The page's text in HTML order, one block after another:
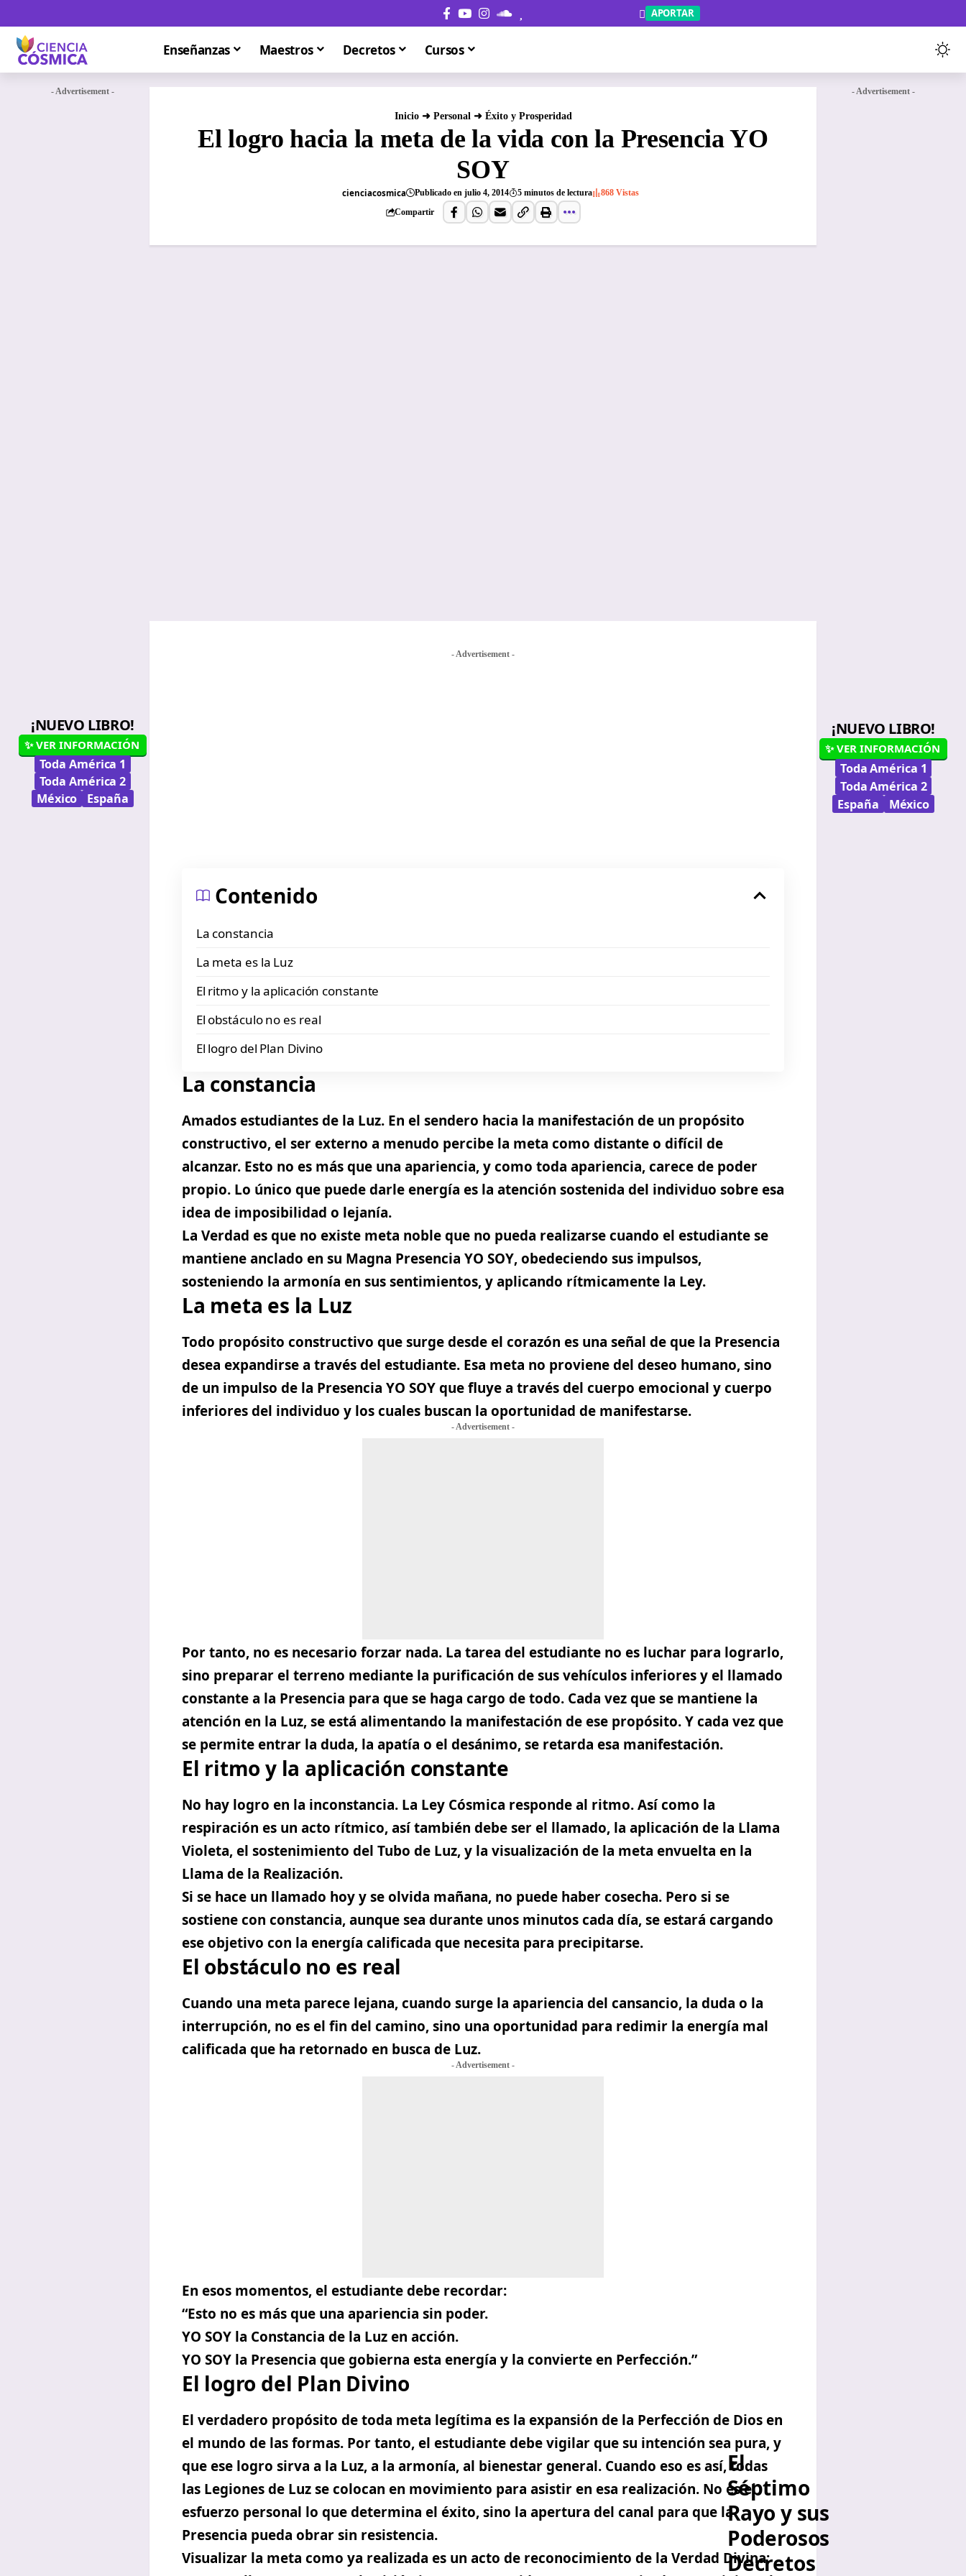
APORTAR
Enseñanzas Maestros Decretos Cursos
- Advertisement -
¡NUEVO LIBRO!
✨ VER INFORMACIÓN
Toda América 1
Toda América 2
México
España
Inicio➜ Personal➜ Éxito y Prosperidad
El logro hacia la meta de la vida con la Presencia YO
SOY
cienciacosmica Publicado en julio 4, 2014 5 minutos de lectura 868 Vistas
Compartir
- Advertisement -
Contenido
La constancia
La meta es la Luz
El ritmo y la aplicación constante
El obstáculo no es real
El logro del Plan Divino
La constancia
Amados estudiantes de la Luz. En el sendero hacia la manifestación de un propósito
constructivo, el ser externo a menudo percibe la meta como distante o difícil de
alcanzar. Esto no es más que una apariencia, y como toda apariencia, carece de poder
propio. Lo único que puede darle energía es la atención sostenida del individuo sobre esa
idea de imposibilidad o lejanía.
La Verdad es que no existe meta noble que no pueda realizarse cuando el estudiante se
mantiene anclado en su Magna Presencia YO SOY, obedeciendo sus impulsos,
sosteniendo la armonía en sus sentimientos, y aplicando rítmicamente la Ley.
La meta es la Luz
Todo propósito constructivo que surge desde el corazón es una señal de que la Presencia
desea expandirse a través del estudiante. Esa meta no proviene del deseo humano, sino
de un impulso de la Presencia YO SOY que fluye a través del cuerpo emocional y cuerpo
inferiores del individuo y los cuales buscan la oportunidad de manifestarse.
- Advertisement -
Por tanto, no es necesario forzar nada. La tarea del estudiante no es luchar para lograrlo,
sino preparar el terreno mediante la purificación de sus vehículos inferiores y el llamado
constante a la Presencia para que se haga cargo de todo. Cada vez que se mantiene la
atención en la Luz, se está alimentando la manifestación de ese propósito. Y cada vez que
se permite entrar la duda, la apatía o el desánimo, se retarda esa manifestación.
El ritmo y la aplicación constante
No hay logro en la inconstancia. La Ley Cósmica responde al ritmo. Así como la
respiración es un acto rítmico, así también debe ser el llamado, la aplicación de la Llama
Violeta, el sostenimiento del Tubo de Luz, y la visualización de la meta envuelta en la
Llama de la Realización.
Si se hace un llamado hoy y se olvida mañana, no puede haber cosecha. Pero si se
sostiene con constancia, aunque sea durante unos minutos cada día, se estará cargando
ese objetivo con la energía calificada que necesita para precipitarse.
El obstáculo no es real
Cuando una meta parece lejana, cuando surge la apariencia del cansancio, la duda o la
interrupción, no es el fin del camino, sino una oportunidad para redimir la energía mal
calificada que ha retornado en busca de Luz.
- Advertisement -
En esos momentos, el estudiante debe recordar:
“Esto no es más que una apariencia sin poder.
YO SOY la Constancia de la Luz en acción.
YO SOY la Presencia que gobierna esta energía y la convierte en Perfección.”
El logro del Plan Divino
El verdadero propósito de toda meta legítima es la expansión de la Perfección de Dios en
el mundo de las formas. Por tanto, el estudiante debe vigilar que su intención sea pura, y
que ese logro sirva a la Luz, a la armonía, al bienestar general. Cuando eso es así,todas
las Legiones de Luz se colocan en movimiento para asistir en esa realización. No es el
esfuerzo personal lo que determina el éxito, sino la apertura del canal para que la
Presencia pueda obrar sin resistencia.
Visualizar la meta como ya realizada es un acto de reconocimiento de la Verdad Divina:
- Advertisement -
¡NUEVO LIBRO!
✨ VER INFORMACIÓN
Toda América 1
Toda América 2
España
México
El
Séptimo
Rayo y sus
Poderosos
Decretos